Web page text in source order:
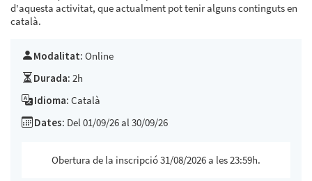
d'aquesta activitat, que actualment pot tenir alguns continguts en
català.
Modalitat: Online
Durada: 2h
Idioma: Català
Dates: Del 01/09/26 al 30/09/26
Obertura de la inscripció 31/08/2026 a les 23:59h.